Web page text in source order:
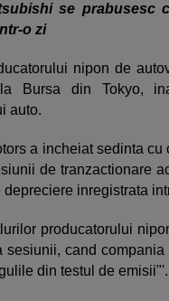
se prabusesc
o zi
nipon de
Bursa din Tokyo,
auto.
a incheiat sedinta
de tranzactionare
depreciere inregistrata
producatorului
sesiunii, cand
din testul de emisii"'.